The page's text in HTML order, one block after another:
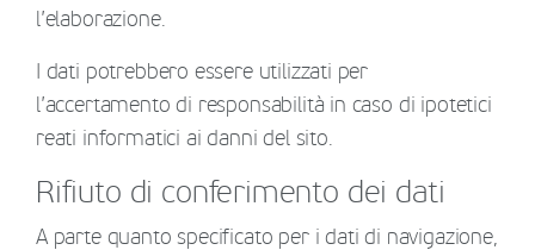
l’elaborazione.
I dati potrebbero essere utilizzati per
l’accertamento di responsabilità in caso di ipotetici
reati informatici ai danni del sito.
Rifiuto di conferimento dei dati
A parte quanto specificato per i dati di navigazione,